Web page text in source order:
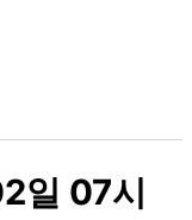
일 07시